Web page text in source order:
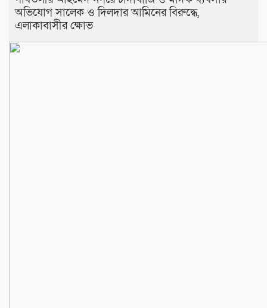
অভিযোগ সালেক ও দিলদার আমিনের বিরুদ্ধে,
এলাকাবাসীর ক্ষোভ